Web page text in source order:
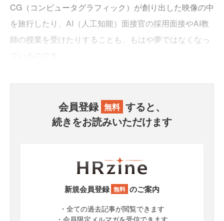
CG（コンピュータグラフィック）が創り出した映像の中
を旅行したり、AI（人工知能）面接官の採用面接やAI教
師の授業を受けたりすることも、もはや夢ではなくなっ
会員登録 無料 すると、
続きをお読みいただけます
新規会員登録 無料 のご案内
・全ての過去記事が閲覧できます
・会員限定メルマガを受信できます